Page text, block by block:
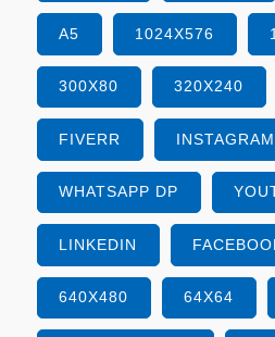
A5 1024X576
300X80 320X240
FIVERR INSTAGRAM
WHATSAPP DP
LINKEDIN
640X480 64X64